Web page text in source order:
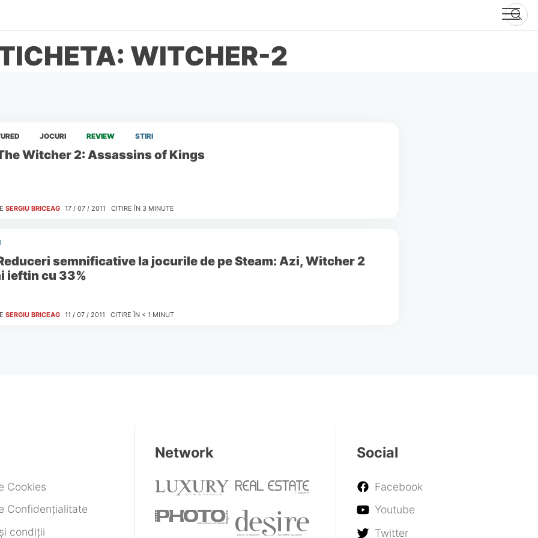
WITCHER-2
JOCURI REVIEW STIRI
Witcher 2: Assassins of Kings
SERGIU BRICEAG 17 / 07 / 2011 CITIRE ÎN 3 MINUTE
semnificative la jocurile de pe Steam: Azi, Witcher 2
ieftin cu 33%
SERGIU BRICEAG 11 / 07 / 2011 CITIRE ÎN < 1 MINUT
Cookies
Confidențialitate
condiții
Network Social
Facebook
Youtube
Twitter